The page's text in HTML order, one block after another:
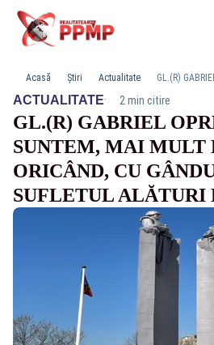
Acasă Știri Actualitate
ACTUALITATE· 2 min citire
GL.(R) GABRIEL
SUNTEM, MAI MULT
ORICÂND, CU
SUFLETUL